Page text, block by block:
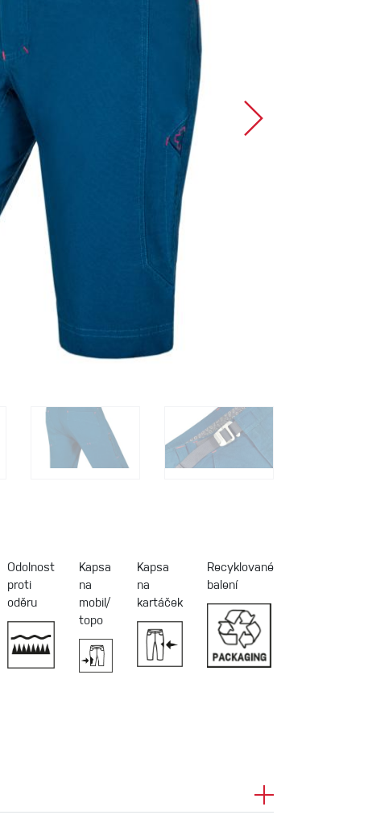
Sportovní lezení
Odolnost
proti
oděru
Kapsa
na
mobil/
topo
Kapsa
na
kartáček
Recyklované
balení